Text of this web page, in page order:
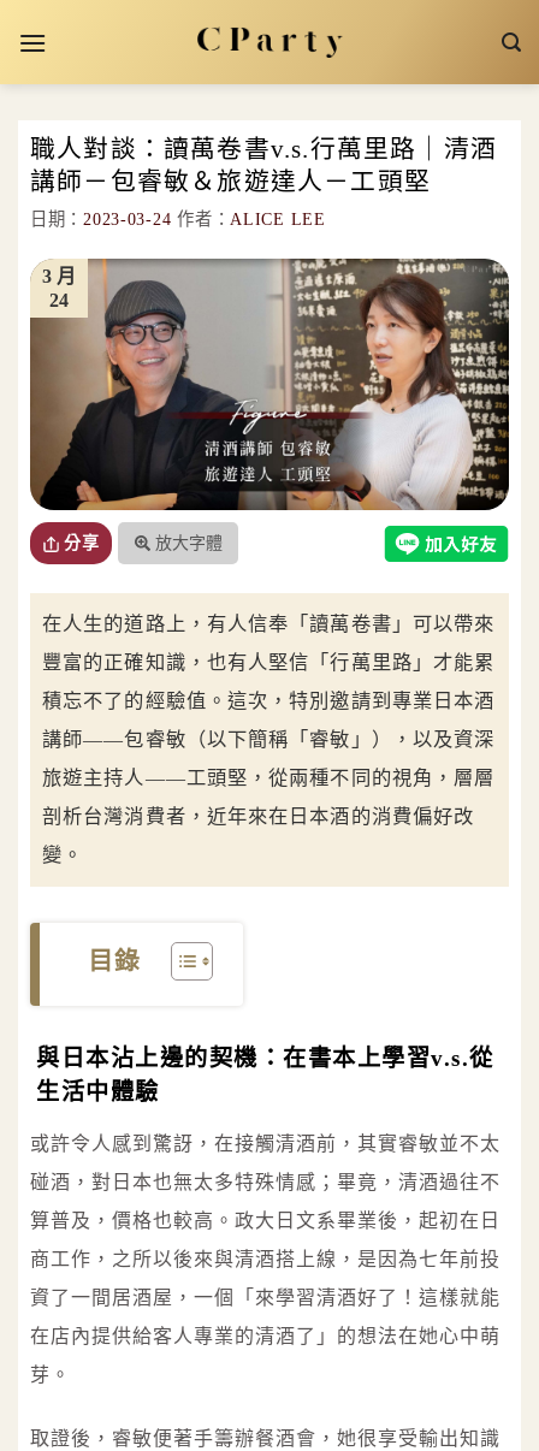
職人對談：讀萬卷書v.s.行萬里路｜清酒
講師－包睿敏＆旅遊達人－工頭堅
日期：2023-03-24 作者：ALICE LEE
24
3 月
分享 放大字體
在人生的道路上，有人信奉「讀萬卷書」可以帶來
豐富的正確知識，也有人堅信「行萬里路」才能累
積忘不了的經驗值。這次，特別邀請到專業日本酒
講師——包睿敏（以下簡稱「睿敏」），以及資深
旅遊主持人——工頭堅，從兩種不同的視角，層層
剖析台灣消費者，近年來在日本酒的消費偏好改
變。
目錄
與日本沾上邊的契機：在書本上學習v.s.從
生活中體驗
或許令人感到驚訝，在接觸清酒前，其實睿敏並不太
碰酒，對日本也無太多特殊情感；畢竟，清酒過往不
算普及，價格也較高。政大日文系畢業後，起初在日
商工作，之所以後來與清酒搭上線，是因為七年前投
資了一間居酒屋，一個「來學習清酒好了！這樣就能
在店內提供給客人專業的清酒了」的想法在她心中萌
芽。
取證後，睿敏便著手籌辦餐酒會，她很享受輸出知識